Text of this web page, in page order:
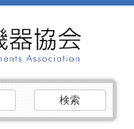
索: